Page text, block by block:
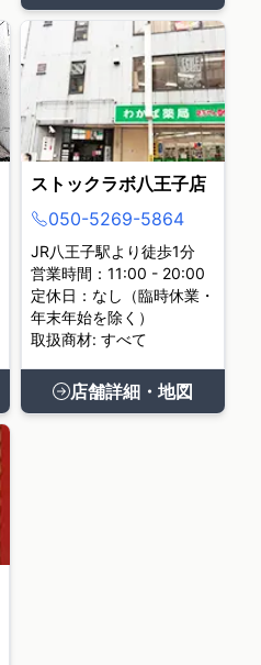
ストックラボ八王子店
050-5269-5864
JR八王子駅より徒歩1分
営業時間：11:00 - 20:00
定休日：なし（臨時休業・
年末年始を除く）
取扱商材: すべて
店舗詳細・地図